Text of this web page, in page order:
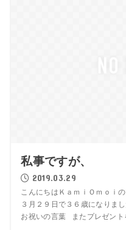
私事ですが、
2019.03.29
こんにちはＫａｍｉＯｍｏｉ
３月２９日で３６歳になりま
お祝いの言葉 またプレゼント